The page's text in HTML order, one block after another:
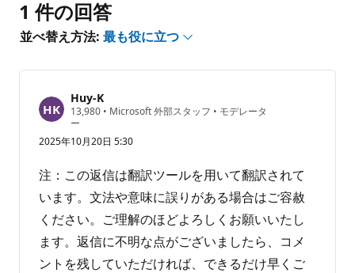
ま
せ
ん
1 件の回答
並べ替え方法: 最も役に立つ
Huy-K
13,980 評
の
ポ
ン
ト
• Microsoft 外部スタッフ • モデレータ
ー
2025年10月20日 5:30
注：この返信は翻訳ツールを用いて翻訳されて
います。文法や意味に誤りがある場合はご容赦
ください。ご理解のほどよろしくお願いいたし
ます。返信に不明な点がございましたら、コメ
ントを残していただければ、できるだけ早くご